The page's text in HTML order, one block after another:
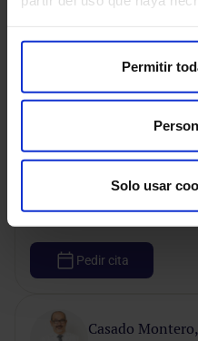
Permitir
Solo usar
Modalidad de consulta
Pedir cita
Casado